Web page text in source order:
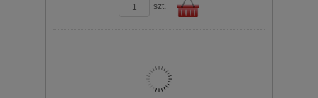
koszyka
szt.